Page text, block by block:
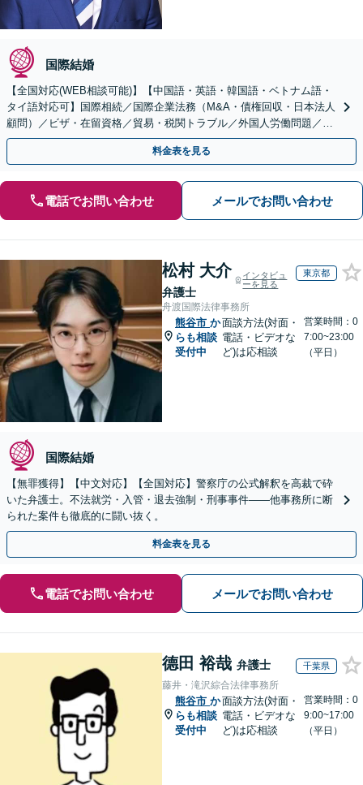
国際結婚
【全国対応(WEB相談可能)】【中国語・英語・韓国語・ベトナム語・
タイ語対応可】国際相続／国際企業法務（M&A・債権回収・日本法人
顧問）／ビザ・在留資格／貿易・税関トラブル／外国人労働問題／外
国人刑事事件など、幅広いご相談に対応可能
料金表を見る
電話でお問い合わせ メールでお問い合わせ
松村 大介
弁護士
インタビュ
ーを見る
東京都
舟渡国際法律事務所
熊谷市 か
らも相談
受付中
面談方法(対面・
電話・ビデオな
ど)は応相談
営業時間：0
7:00~23:00
（平日）
国際結婚
【無罪獲得】【中文対応】【全国対応】警察庁の公式解釈を高裁で砕
いた弁護士。不法就労・入管・退去強制・刑事事件——他事務所に断
られた案件も徹底的に闘い抜く。
料金表を見る
電話でお問い合わせ メールでお問い合わせ
德田 裕哉 弁護士 千葉県
藤井・滝沢綜合法律事務所
熊谷市 か
らも相談
受付中
面談方法(対面・
電話・ビデオな
ど)は応相談
営業時間：0
9:00~17:00
（平日）